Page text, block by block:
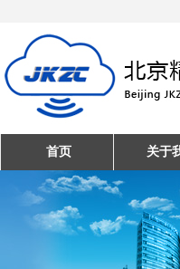
首页 关于